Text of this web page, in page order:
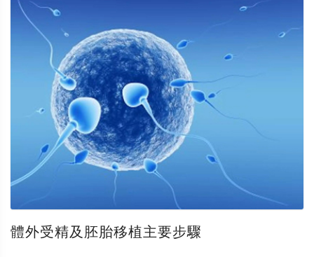
體外受精及胚胎移植主要步驟